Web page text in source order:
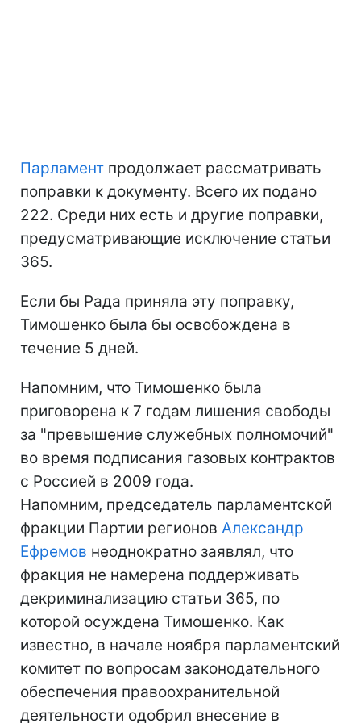
Парламент продолжает рассматривать
поправки к документу. Всего их подано
222. Среди них есть и другие поправки,
предусматривающие исключение статьи
365.
Если бы Рада приняла эту поправку,
Тимошенко была бы освобождена в
течение 5 дней.
Напомним, что Тимошенко была
приговорена к 7 годам лишения свободы
за "превышение служебных полномочий"
во время подписания газовых контрактов
с Россией в 2009 года.
Напомним, председатель парламентской
фракции Партии регионов Александр
Ефремов неоднократно заявлял, что
фракция не намерена поддерживать
декриминализацию статьи 365, по
которой осуждена Тимошенко. Как
известно, в начале ноября парламентский
комитет по вопросам законодательного
обеспечения правоохранительной
деятельности одобрил внесение в